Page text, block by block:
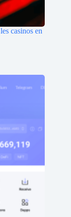
casinos en